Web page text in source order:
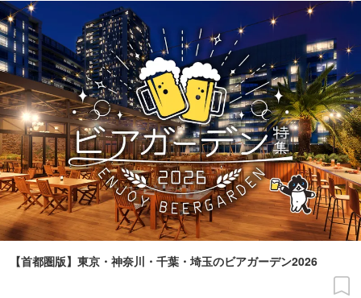
【首都圏版】東京・神奈川・千葉・埼玉のビアガーデン2026